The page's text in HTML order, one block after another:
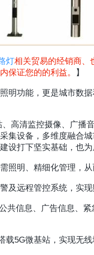
灯相关贸易的经销商、
保证您的的利益。
】
明功能，更是城市数
高清监控摄像、广播
集设备，多维度融合
设打下坚实基础，也
照明、精细化管理，
及远程管控系统，实
共信息、广告信息、
载5G微基站，实现无线